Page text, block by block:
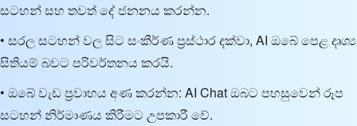
සටහන් සහ තවත් දේ ජනනය කරන්න.
• සරල සටහන් වල සිට සංකීර්ණ ප්‍රස්ථාර දක්වා, AI ඔබේ පෙළ දෘශ්‍ය
සිතියම් බවට පරිවර්තනය කරයි.
• ඔබේ වැඩ ප්‍රවාහය අණ කරන්න: AI Chat ඔබට පහසුවෙන් රූප
සටහන් නිර්මාණය කිරීමට උපකාරී වේ.